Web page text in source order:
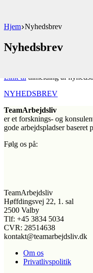
Hjem Nyhedsbrev
Nyhedsbrev
Link til tilmelding af
NYHEDSBREV
TeamArbejdsliv
er et forsknings- og
gode arbejdspladser
Følg os på:
TeamArbejdsliv
Høffdingsvej 22, 1. sal
2500 Valby
Tlf: +45 3834 5034
CVR: 28514638
kontakt@teamarbejdsliv.dk
Om os
Privatlivspolitik